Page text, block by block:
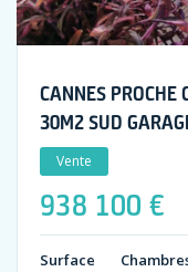
CANNES PROCHE
30M2 SUD
Vente
938 100 €
Surface